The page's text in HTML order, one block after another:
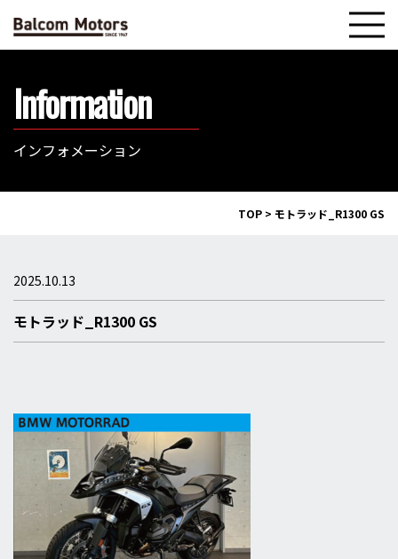
Information
インフォメーション
TOP > モトラッド_R1300 GS
2025.10.13
モトラッド_R1300 GS